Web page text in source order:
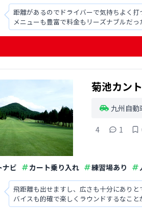
距離があるのでドライバーで気持ちよく
メニューも豊富で料金もリーズナブルだっ
菊池カン
九州自
4 1
ナビ カート乗り入れ 練習場あり
飛距離も出せますし、広さも十分にあり
バイスも的確で楽しくラウンドするなこと